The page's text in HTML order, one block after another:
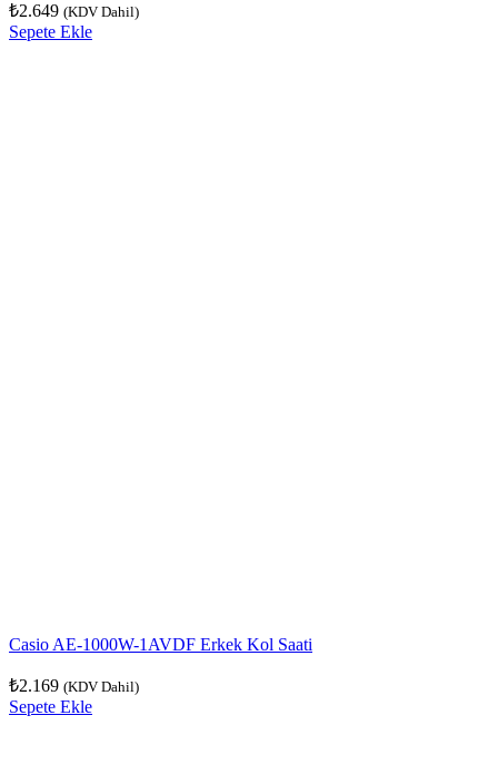
₺2.649 (KDV Dahil)
Sepete Ekle
Casio AE-1000W-1AVDF Erkek Kol Saati
₺2.169 (KDV Dahil)
Sepete Ekle